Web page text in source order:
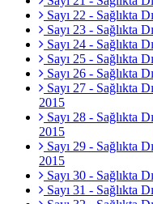
Sayı 22 - Sağlıkta
Sayı 23 - Sağlıkta
Sayı 24 - Sağlıkta
Sayı 25 - Sağlıkta
Sayı 26 - Sağlıkta
Sayı 27 - Sağlıkta
2015
Sayı 28 - Sağlıkta
2015
Sayı 29 - Sağlıkta
2015
Sayı 30 - Sağlıkta
Sayı 31 - Sağlıkta